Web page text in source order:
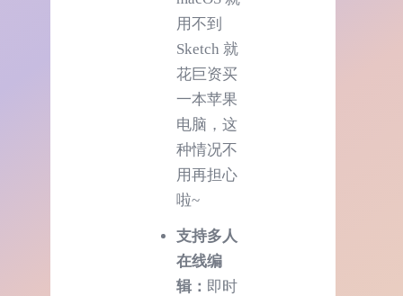
用不到
Sketch 就
花巨资买
一本苹果
电脑，这
种情况不
用再担心
啦~
支持多人
在线编
辑： 即时